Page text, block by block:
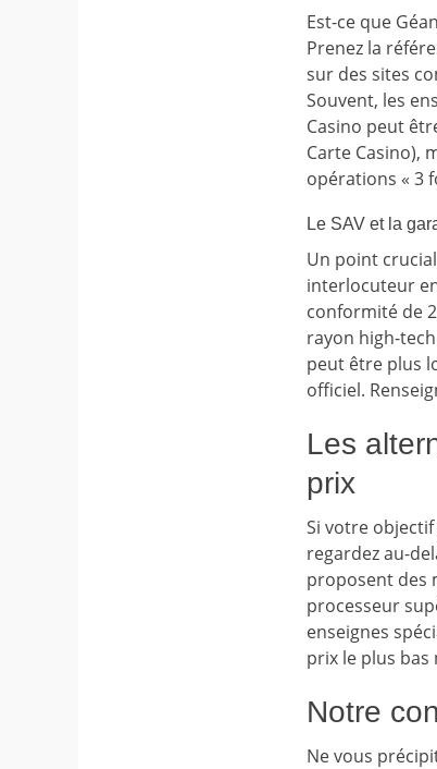
Est-ce que
Prenez la
sur des sites
Souvent, les
Casino peut
Carte Casino),
opérations « 3
Le SAV et la
Un point
interlocuteur
conformité de
rayon high-
peut être plus
officiel.
Les
prix
Si votre
regardez au-
proposent des
processeur
enseignes
prix le plus
Notre
Ne vous